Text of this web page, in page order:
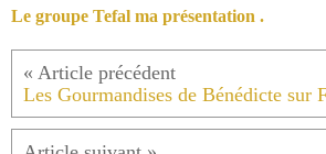
Le groupe Tefal ma présentation .